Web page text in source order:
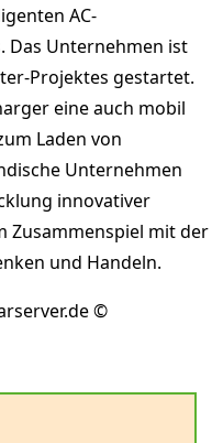
AC-
Das Unternehmen ist
Projektes gestartet.
eine auch mobil
Laden von
Unternehmen
innovativer
Zusammenspiel mit der
und Handeln.
©